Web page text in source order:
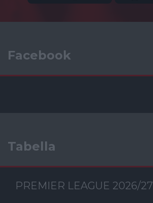
Facebook
Tabella
PREMIER LEAGUE 2026/27